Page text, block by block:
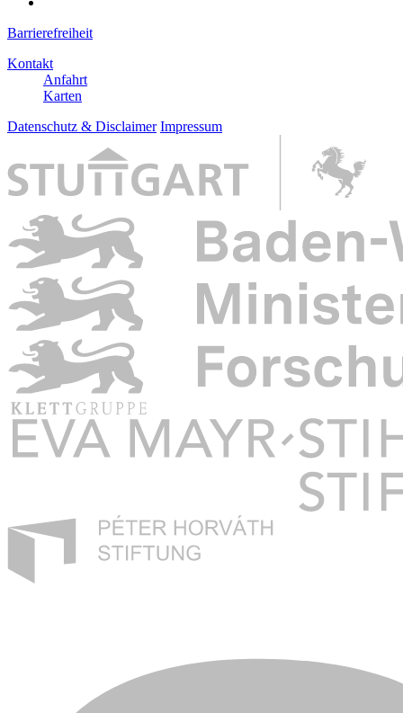
Barrierefreiheit
Kontakt
Anfahrt
Karten
Datenschutz & Disclaimer Impressum